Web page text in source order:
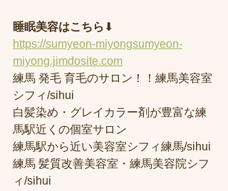
睡眠美容はこちら ⬇︎
https://sumyeon-miyongsumyeon-
miyong.jimdosite.com
練馬 発毛 育毛のサロン！！練馬美容室
シフィ/sihui
白髪染め・グレイカラー剤が豊富な練
馬駅近くの個室サロン
練馬駅から近い美容室シフィ練馬/sihui
練馬 髪質改善美容室・練馬美容院シフ
ィ/sihui